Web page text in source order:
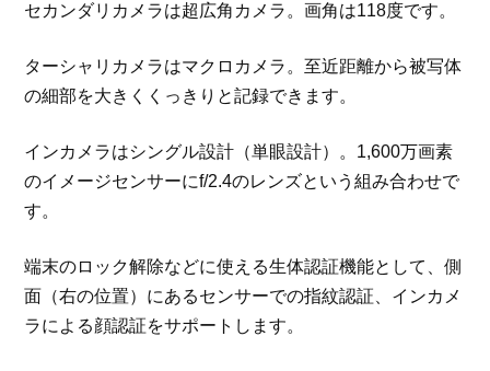
セカンダリカメラは超広角カメラ。画角は118度です。
ターシャリカメラはマクロカメラ。至近距離から被写体
の細部を大きくくっきりと記録できます。
インカメラはシングル設計（単眼設計）。1,600万画素
のイメージセンサーにf/2.4のレンズという組み合わせで
す。
端末のロック解除などに使える生体認証機能として、側
面（右の位置）にあるセンサーでの指紋認証、インカメ
ラによる顔認証をサポートします。